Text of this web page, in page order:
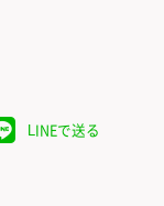
LINEで送る